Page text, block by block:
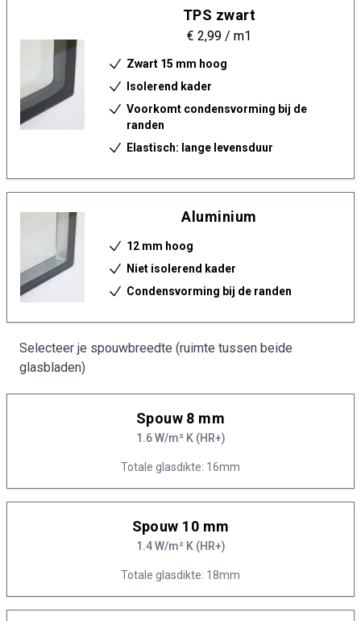
TPS zwart
€ 2,99 / m1
Zwart 15 mm hoog
Isolerend kader
Voorkomt condensvorming bij de
randen
Elastisch: lange levensduur
Aluminium
12 mm hoog
Niet isolerend kader
Condensvorming bij de randen
Selecteer je spouwbreedte (ruimte tussen beide
glasbladen)
Spouw 8 mm
1.6 W/m² K (HR+)
Totale glasdikte: 16mm
Spouw 10 mm
1.4 W/m² K (HR+)
Totale glasdikte: 18mm